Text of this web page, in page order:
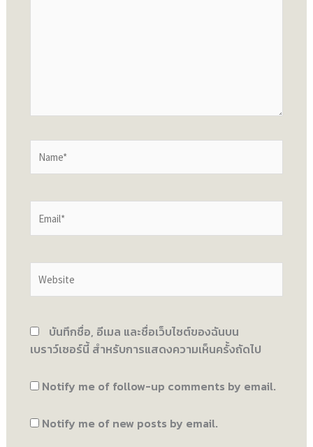
บันทึกชื่อ, อีเมล และชื่อเว็บไซต์ของฉันบน
เบราว์เซอร์นี้ สำหรับการแสดงความเห็นครั้งถัดไป
Notify me of follow-up comments by email.
Notify me of new posts by email.